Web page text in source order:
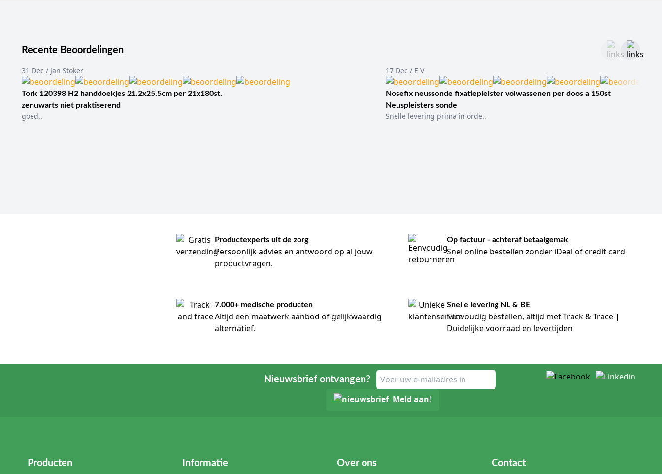
Recente Beoordelingen
31 Dec / Jan Stoker
Tork 120398 H2 handdoekjes 21.2x25.5cm per 21x180st.
zenuwarts niet praktiserend
goed..
17 Dec / E V
Nosefix neussonde fixatiepleister volwassenen per doos a 150st
Neuspleisters sonde
Snelle levering prima in orde..
Productexperts uit de zorg
Persoonlijk advies en antwoord op al jouw
productvragen.
Op factuur - achteraf betaalgemak
Snel online bestellen zonder iDeal of credit card
7.000+ medische producten
Altijd een maatwerk aanbod of gelijkwaardig
alternatief.
Snelle levering NL & BE
Eenvoudig bestellen, altijd met Track & Trace |
Duidelijke voorraad en levertijden
Nieuwsbrief ontvangen?
Meld aan!
Producten Informatie Over ons Contact